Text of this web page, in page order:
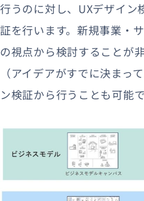
行うのに対し、UXデザイン
証を行います。新規事業・
の視点から検討することが
（アイデアがすでに決まっ
ン検証から行うことも可能で